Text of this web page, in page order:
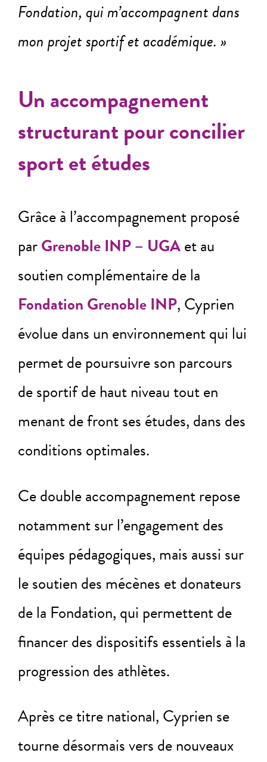
Fondation, qui m’accompagnent dans
mon projet sportif et académique. »
Un accompagnement
structurant pour concilier
sport et études
Grâce à l’accompagnement proposé
parGrenoble INP – UGAet au
soutien complémentaire de la
Fondation Grenoble INP, Cyprien
évolue dans un environnement qui lui
permet de poursuivre son parcours
de sportif de haut niveau tout en
menant de front ses études, dans des
conditions optimales.
Ce double accompagnement repose
notamment sur l’engagement des
équipes pédagogiques, mais aussi sur
le soutien des mécènes et donateurs
de la Fondation, qui permettent de
financer des dispositifs essentiels à la
progression des athlètes.
Après ce titre national, Cyprien se
tourne désormais vers de nouveaux